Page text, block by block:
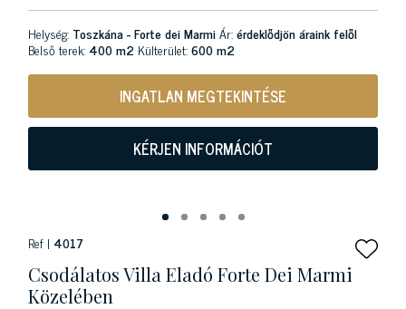
Helység: Toszkána - Forte dei MarmiÁr:érdeklődjön áraink felől
Belső terek: 400 m2 Külterület:600 m2
INGATLAN MEGTEKINTÉSE
KÉRJEN INFORMÁCIÓT
Ref | 4017
Csodálatos Villa Eladó Forte Dei Marmi
Közelében